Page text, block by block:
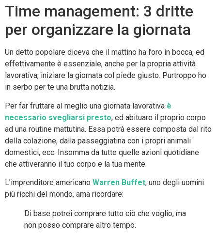
Time management: 3 dritte
per organizzare la giornata
Un detto popolare diceva che il mattino ha l’oro in bocca, ed
effettivamente è essenziale, anche per la propria attività
lavorativa, iniziare la giornata col piede giusto. Purtroppo ho
in serbo per te una brutta notizia.
Per far fruttare al meglio una giornata lavorativa è
necessario svegliarsi presto, ed abituare il proprio corpo
ad una routine mattutina. Essa potrà essere composta dal rito
della colazione, dalla passeggiatina con i propri animali
domestici, ecc. Insomma da tutte quelle azioni quotidiane
che attiveranno il tuo corpo e la tua mente.
L’imprenditore americano Warren Buffet, uno degli uomini
più ricchi del mondo, ama ricordare:
Di base potrei comprare tutto ciò che voglio, ma
non posso comprare altro tempo.